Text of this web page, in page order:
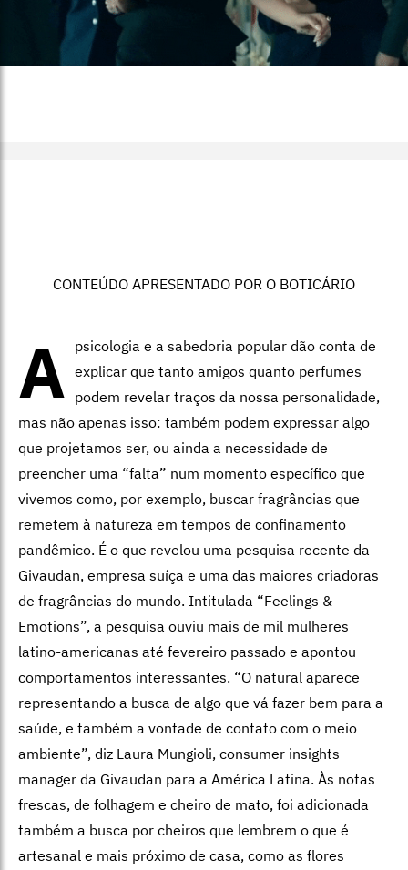
CONTEÚDO APRESENTADO POR O BOTICÁRIO
A psicologia e a sabedoria popular dão conta de
explicar que tanto amigos quanto perfumes
podem revelar traços da nossa personalidade,
mas não apenas isso: também podem expressar algo
que projetamos ser, ou ainda a necessidade de
preencher uma “falta” num momento específico que
vivemos como, por exemplo, buscar fragrâncias que
remetem à natureza em tempos de confinamento
pandêmico. É o que revelou uma pesquisa recente da
Givaudan, empresa suíça e uma das maiores criadoras
de fragrâncias do mundo. Intitulada “Feelings &
Emotions”, a pesquisa ouviu mais de mil mulheres
latino-americanas até fevereiro passado e apontou
comportamentos interessantes. “O natural aparece
representando a busca de algo que vá fazer bem para a
saúde, e também a vontade de contato com o meio
ambiente”, diz Laura Mungioli, consumer insights
manager da Givaudan para a América Latina. Às notas
frescas, de folhagem e cheiro de mato, foi adicionada
também a busca por cheiros que lembrem o que é
artesanal e mais próximo de casa, como as flores